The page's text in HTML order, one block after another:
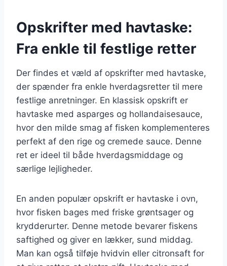
Opskrifter med havtaske:
Fra enkle til festlige retter
Der findes et væld af opskrifter med havtaske,
der spænder fra enkle hverdagsretter til mere
festlige anretninger. En klassisk opskrift er
havtaske med asparges og hollandaisesauce,
hvor den milde smag af fisken komplementeres
perfekt af den rige og cremede sauce. Denne
ret er ideel til både hverdagsmiddage og
særlige lejligheder.
En anden populær opskrift er havtaske i ovn,
hvor fisken bages med friske grøntsager og
krydderurter. Denne metode bevarer fiskens
saftighed og giver en lækker, sund middag.
Man kan også tilføje hvidvin eller citronsaft for